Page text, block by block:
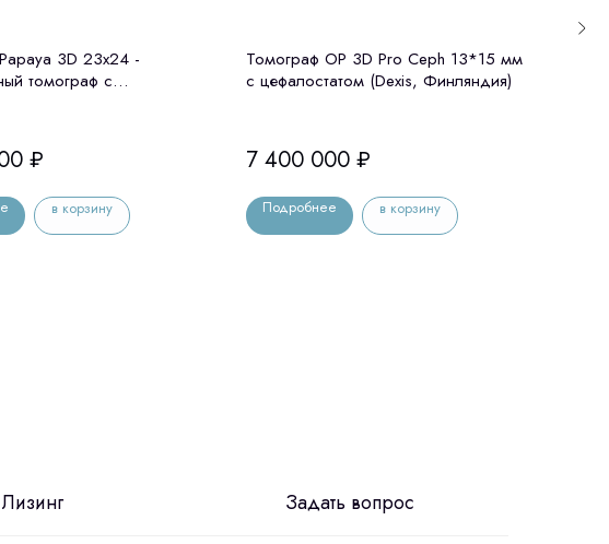
3D 23x24 -
томограф с
₽
в корзину
Томограф OP 3D Pro Ceph 13*15 мм
с цефалостатом (Dexis, Финляндия)
7 400 000 ₽
Подробнее в корзину
Лизинг Задать вопрос